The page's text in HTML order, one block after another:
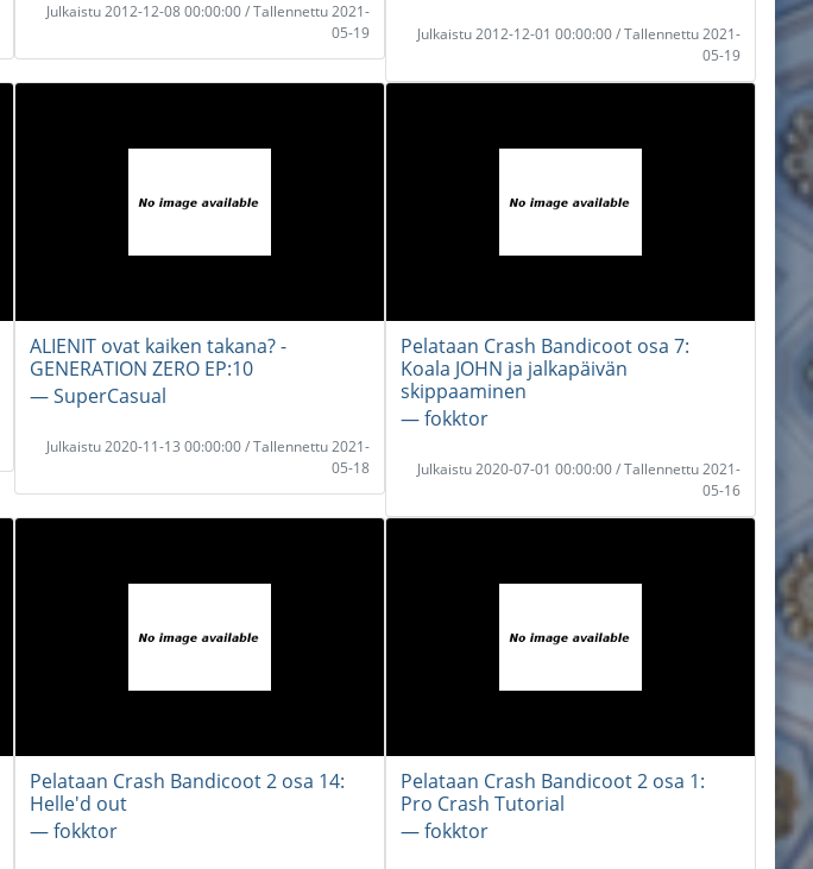
Julkaistu 2012-12-08 00:00:00 / Tallennettu 2021-
05-19
Julkaistu 2012-12-01 00:00:00 / Tallennettu 2021-
05-19
ALIENIT ovat kaiken takana? -
GENERATION ZERO EP:10
― SuperCasual
Julkaistu 2020-11-13 00:00:00 / Tallennettu 2021-
05-18
Pelataan Crash Bandicoot osa 7:
Koala JOHN ja jalkapäivän
skippaaminen
― fokktor
Julkaistu 2020-07-01 00:00:00 / Tallennettu 2021-
05-16
Pelataan Crash Bandicoot 2 osa 14:
Helle'd out
― fokktor
Pelataan Crash Bandicoot 2 osa 1:
Pro Crash Tutorial
― fokktor